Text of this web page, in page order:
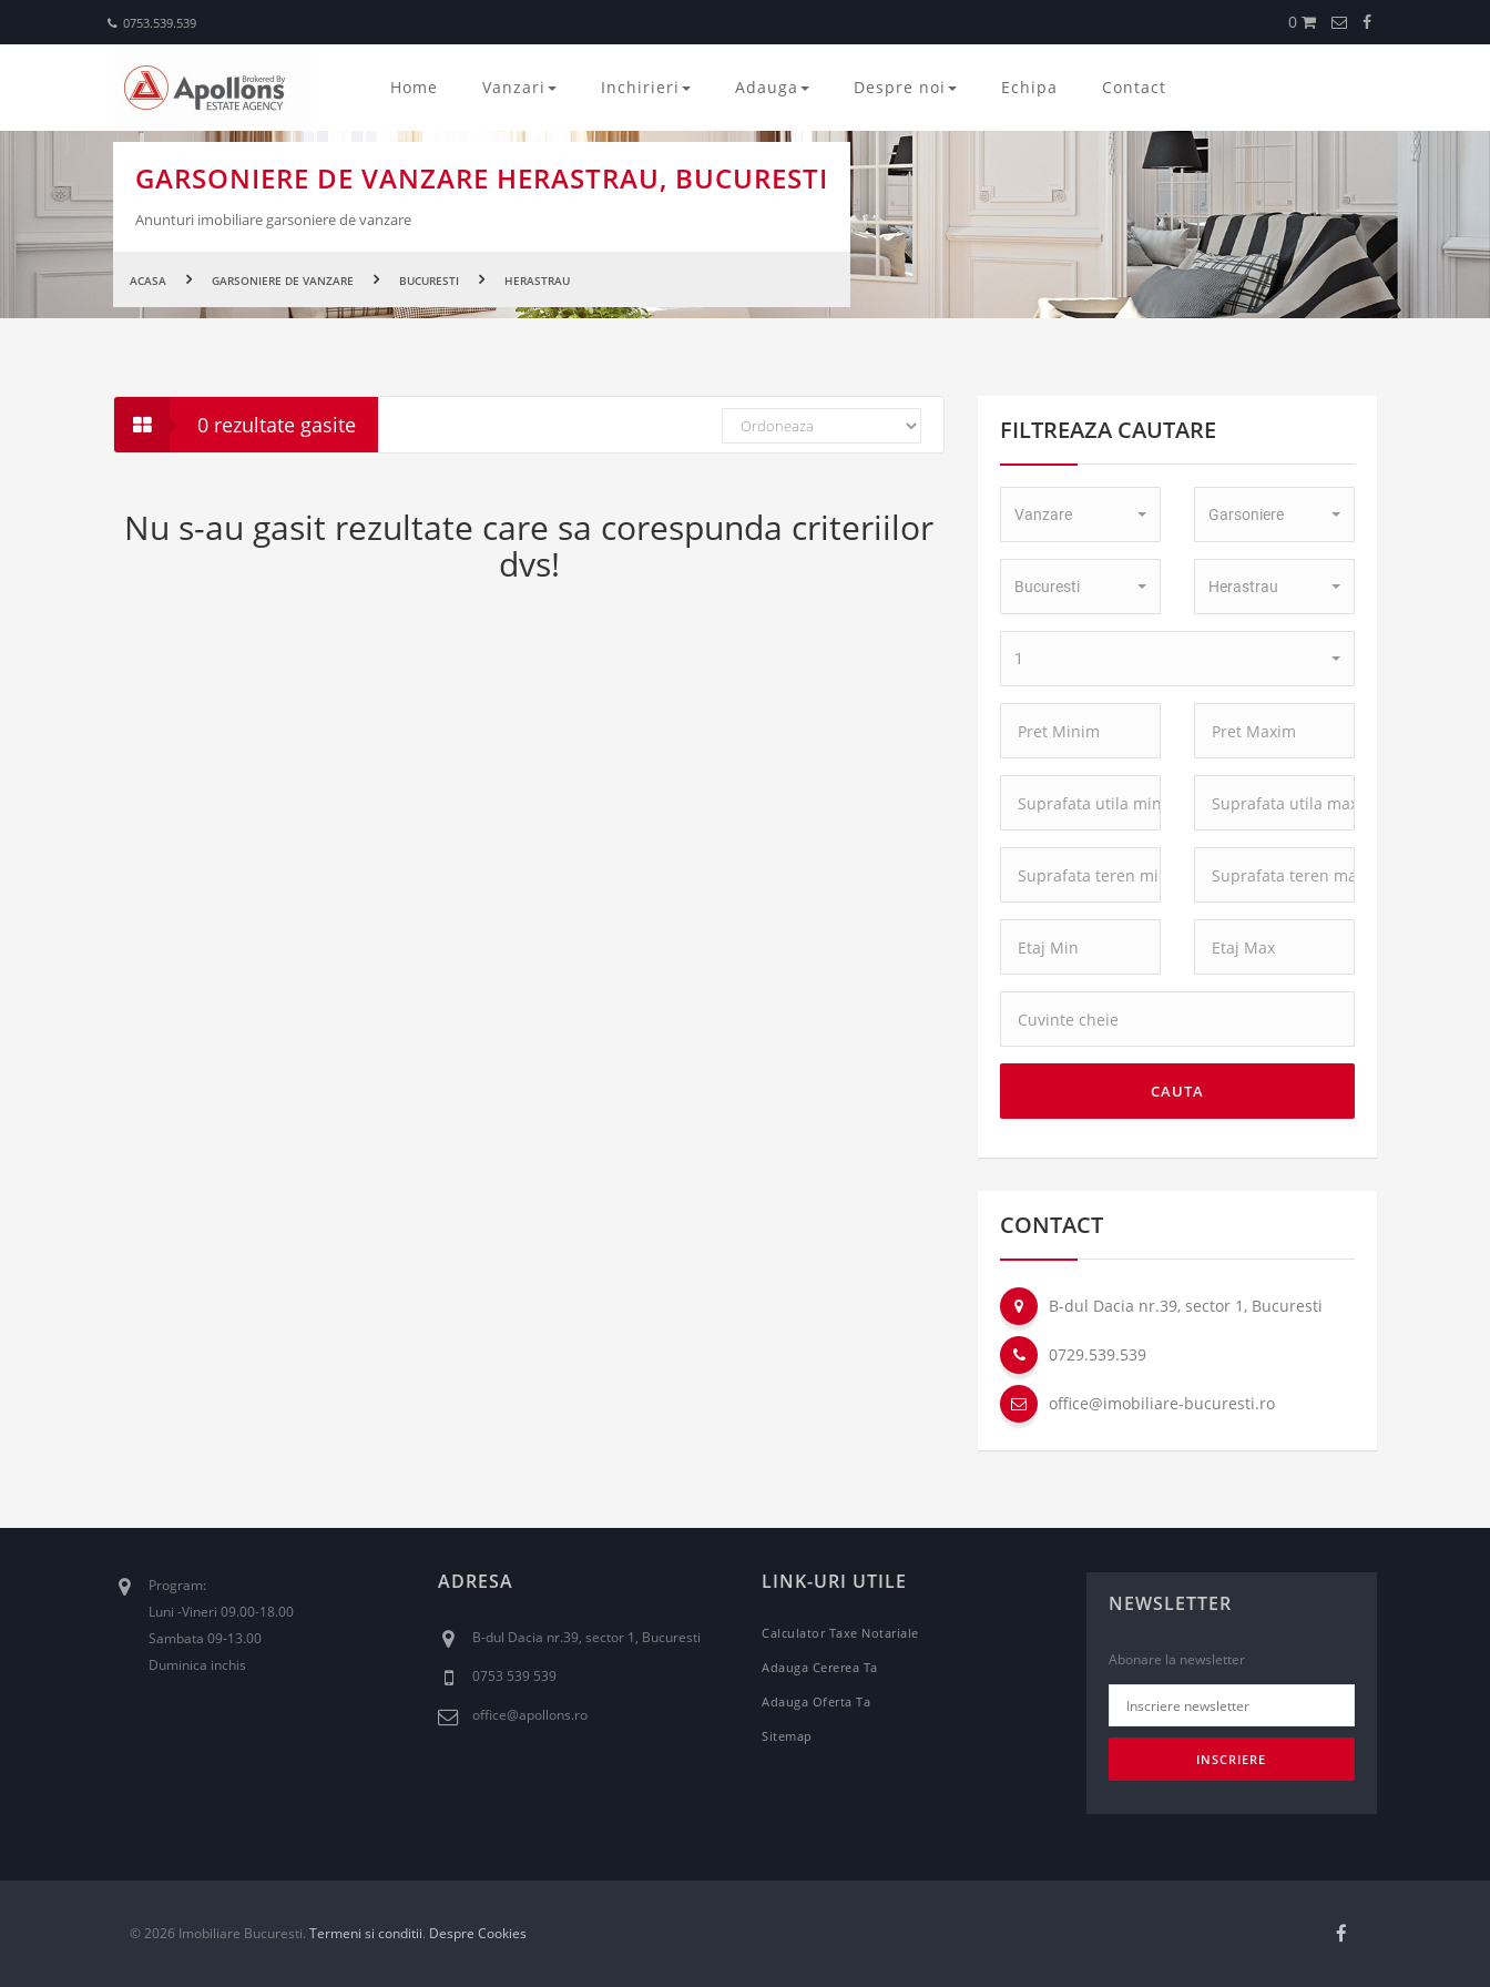
0753.539.539 0
Home Vanzari Inchirieri Adauga Despre noi Echipa Contact
GARSONIERE DE VANZARE HERASTRAU, BUCURESTI
Anunturi imobiliare garsoniere de vanzare
ACASA GARSONIERE DE VANZARE BUCURESTI HERASTRAU
0 rezultate gasite
Ordoneaza
dupa
Nu s-au gasit rezultate care sa corespunda criteriilor
dvs!
FILTREAZA CAUTARE
Tranzactie:
Vanzare
Proprietate:
Garsoniere
Bucuresti Herastrau
camere:
1
Minim:
Maxim:
utila
minima:
utila
maxima:
teren
minima:
teren
maxima:
cheie:
CAUTA
CONTACT
B-dul Dacia nr.39, sector 1, Bucuresti
0729.539.539
office@imobiliare-bucuresti.ro
Program:
Luni -Vineri 09.00-18.00
Sambata 09-13.00
Duminica inchis
ADRESA
B-dul Dacia nr.39, sector 1, Bucuresti
0753 539 539
office@apollons.ro
LINK-URI UTILE
Calculator Taxe Notariale
Adauga Cererea Ta
Adauga Oferta Ta
Sitemap
NEWSLETTER
Abonare la newsletter
INSCRIERE
© 2026 Imobiliare Bucuresti. Termeni si conditii. Despre Cookies